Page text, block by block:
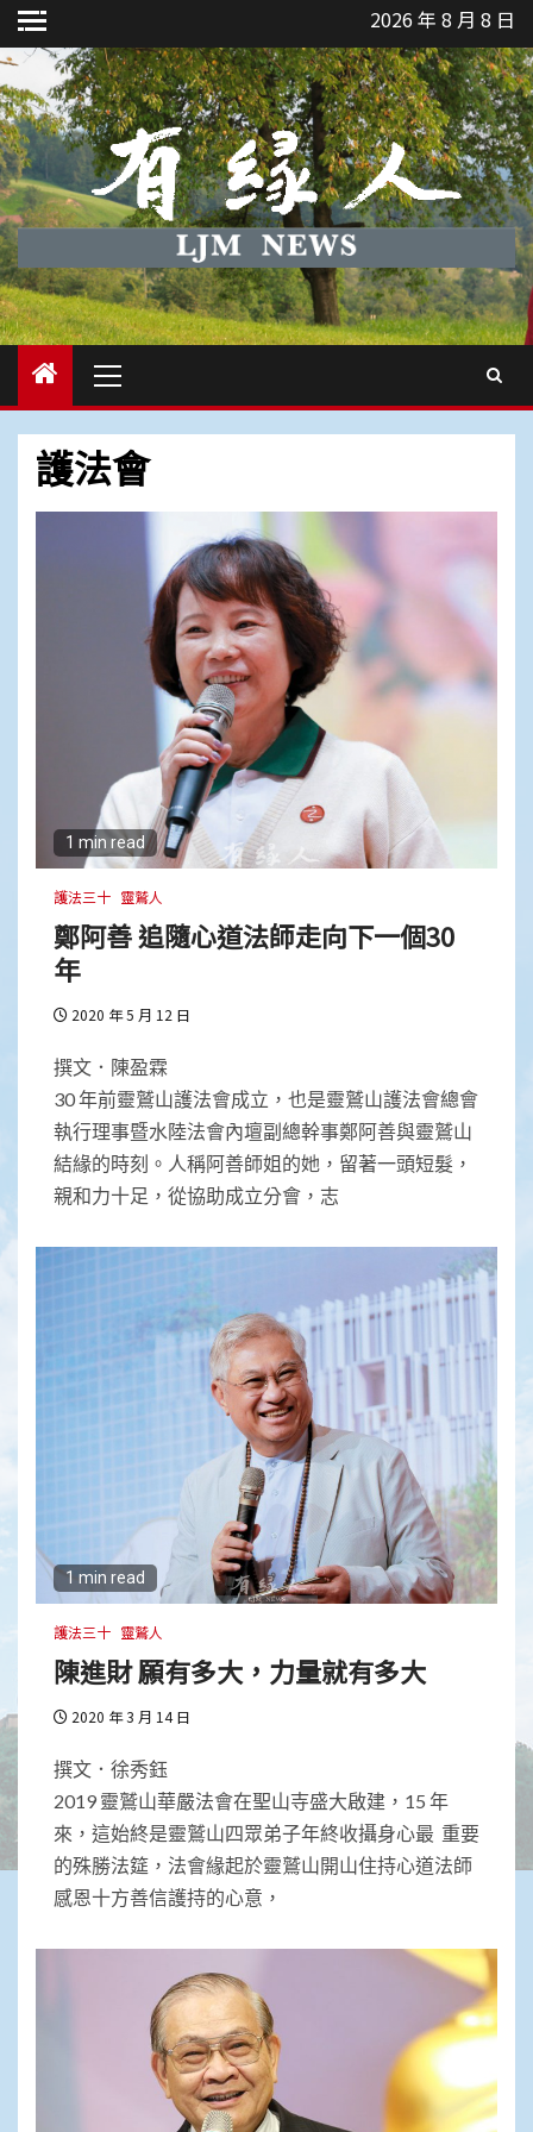
Skip
to
content
2026 年 8 月 8 日
Menu
護法會
1 min read
護法三十 靈鷲人
鄭阿善 追隨心道法師走向下一個30
年
2020 年 5 月 12 日
撰文．陳盈霖
30 年前靈鷲山護法會成立，也是靈鷲山護法會總會
執行理事暨水陸法會內壇副總幹事鄭阿善與靈鷲山
結緣的時刻。人稱阿善師姐的她，留著一頭短髮，
親和力十足，從協助成立分會，志
1 min read
護法三十 靈鷲人
陳進財 願有多大，力量就有多大
2020 年 3 月 14 日
撰文．徐秀鈺
2019 靈鷲山華嚴法會在聖山寺盛大啟建，15 年
來，這始終是靈鷲山四眾弟子年終收攝身心最 重要
的殊勝法筵，法會緣起於靈鷲山開山住持心道法師
感恩十方善信護持的心意，